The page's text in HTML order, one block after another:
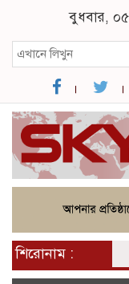
বুধবার,
শিরোনাম :